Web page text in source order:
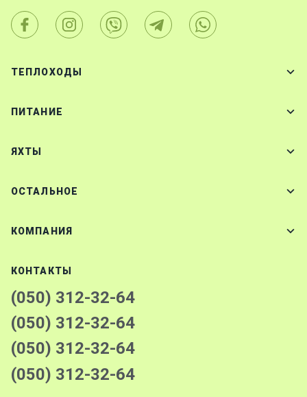
ТЕПЛОХОДЫ
ПИТАНИЕ
ЯХТЫ
ОСТАЛЬНОЕ
КОМПАНИЯ
КОНТАКТЫ
(050) 312-32-64
(050) 312-32-64
(050) 312-32-64
(050) 312-32-64